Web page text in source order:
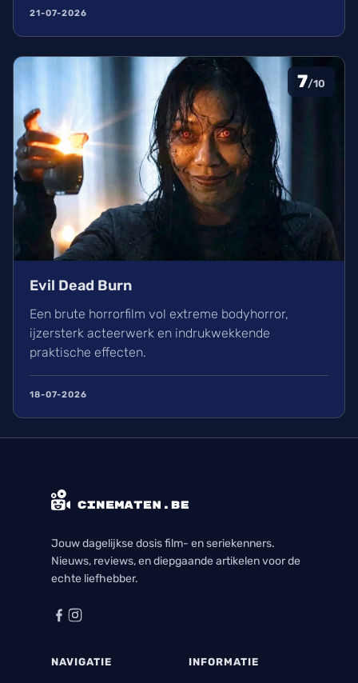
avontuur voor een heerlijke ervaring in de
21-07-2026
7/10
Evil Dead Burn
Een brute horrorfilm vol extreme bodyhorror,
ijzersterk acteerwerk en indrukwekkende
praktische effecten.
18-07-2026
Jouw dagelijkse dosis film- en seriekenners.
Nieuws, reviews, en diepgaande artikelen voor de
echte liefhebber.
NAVIGATIE INFORMATIE